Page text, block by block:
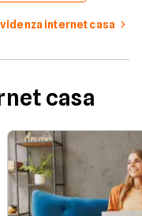
internet casa
casa